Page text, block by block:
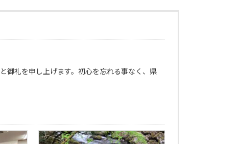
御礼を申し上げます。初心を忘れる事なく、県